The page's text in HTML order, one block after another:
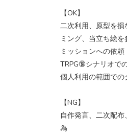
【OK】
二次利用、原型を損
ミング、当立ち絵
ミッションへの依頼
TRPG🔞シナリオで
個人利用の範囲での
【NG】
自作発言、二次配
為